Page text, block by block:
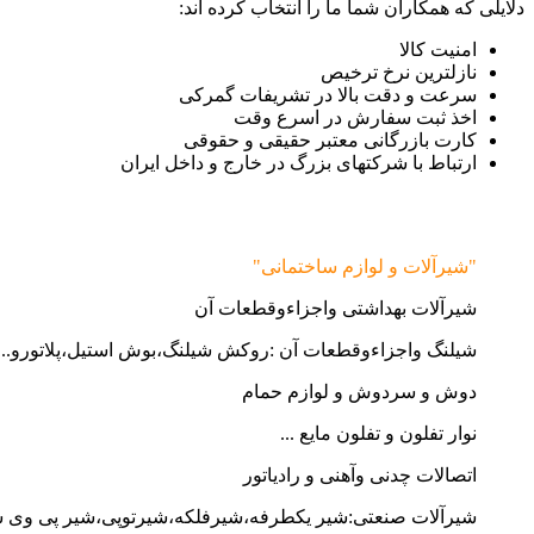
دلایلی که همکاران شما ما را انتخاب کرده اند:
امنیت کالا
نازلترین نرخ ترخیص
سرعت و دقت بالا در تشریفات گمرکی
اخذ ثبت سفارش در اسرع وقت
کارت بازرگانی معتبر حقیقی و حقوقی
ارتباط با شرکتهای بزرگ در خارج و داخل ایران
"شیرآلات و لوازم ساختمانی"
شیرآلات بهداشتی واجزاءوقطعات آن
شیلنگ واجزاءوقطعات آن :روکش شیلنگ،بوش
دوش و سردوش و لوازم حمام
نوار تفلون و تفلون مایع ...
اتصالات چدنی وآهنی و رادیاتور
شیرآلات صنعتی:شیر یکطرفه،شیرفلکه،شیرتوپی،شیر پی